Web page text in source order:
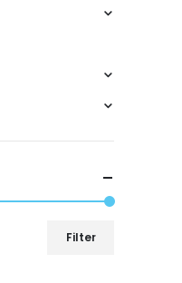
Filter